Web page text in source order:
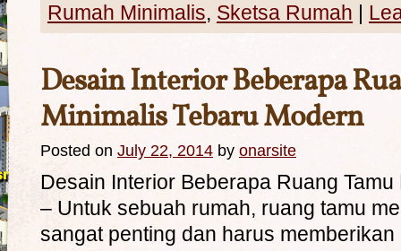
Rumah Minimalis, Sketsa Rumah |
Desain Interior Beberapa
Minimalis Tebaru Modern
Posted on July 22, 2014 by onarsite
Desain Interior Beberapa Ruang
– Untuk sebuah rumah, ruang tamu
sangat penting dan harus